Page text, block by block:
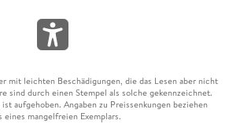
mit leichten Beschädigungen, die das Lesen aber nicht
sind durch einen Stempel als solche gekennzeichnet.
aufgehoben. Angaben zu Preissenkungen beziehen
mangelfreien Exemplars.